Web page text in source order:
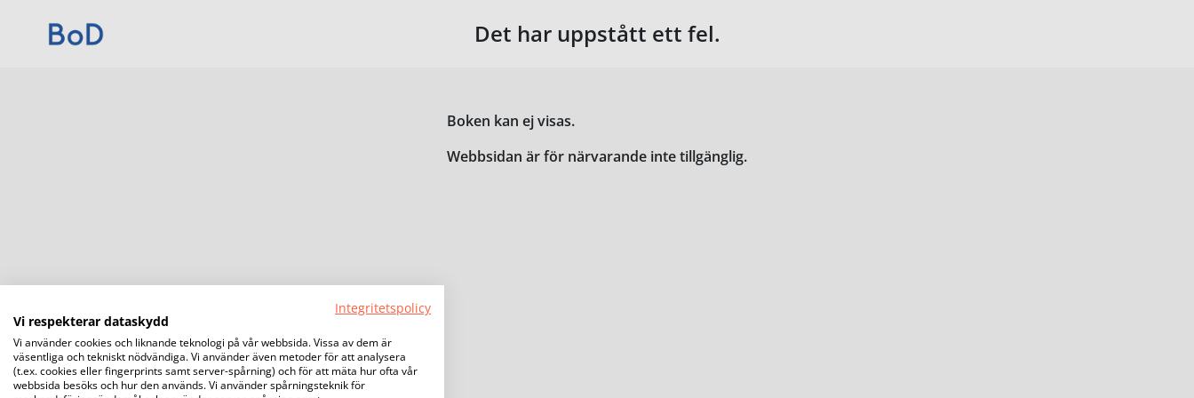
Det har uppstått ett fel.
Boken kan ej visas.
Webbsidan är för närvarande inte tillgänglig.
Integritetspolicy
Vi respekterar dataskydd
Vi använder cookies och liknande teknologi på vår webbsida. Vissa av dem är
väsentliga och tekniskt nödvändiga. Vi använder även metoder för att analysera
(t.ex. cookies eller fingerprints samt server-spårning) och för att mäta hur ofta vår
webbsida besöks och hur den används. Vi använder spårningsteknik för